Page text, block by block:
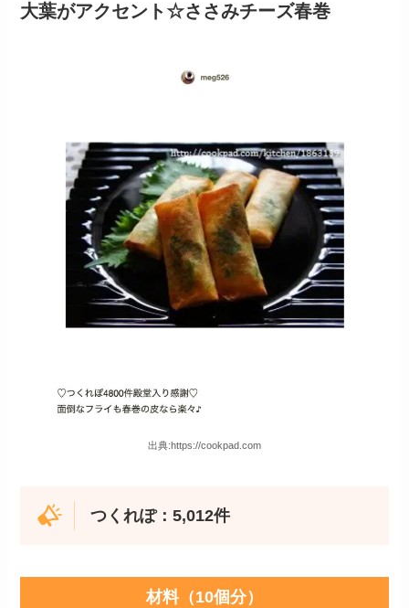
大葉がアクセント☆ささみチーズ春巻
出典:https://cookpad.com
つくれぽ：5,012件
材料（10個分）